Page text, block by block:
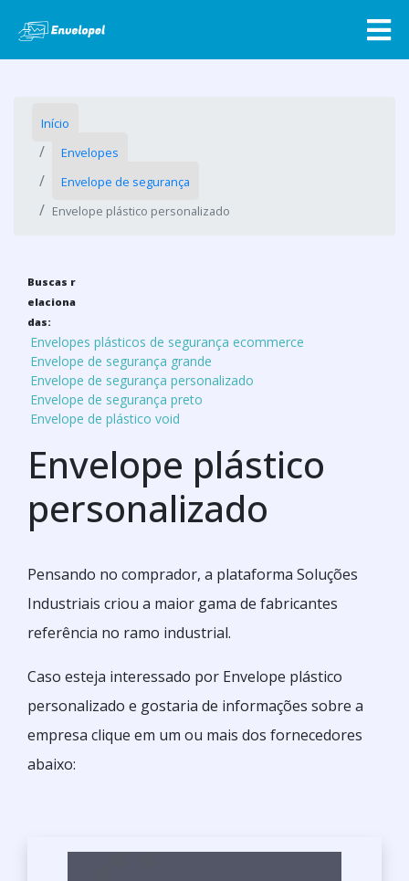
Início
Envelopes
Envelope de segurança
Envelope plástico personalizado
Buscas r
elaciona
das:
Envelopes plásticos de segurança ecommerce
Envelope de segurança grande
Envelope de segurança personalizado
Envelope de segurança preto
Envelope de plástico void
Envelope plástico
personalizado
Pensando no comprador, a plataforma Soluções
Industriais criou a maior gama de fabricantes
referência no ramo industrial.
Caso esteja interessado por Envelope plástico
personalizado e gostaria de informações sobre a
empresa clique em um ou mais dos fornecedores
abaixo: